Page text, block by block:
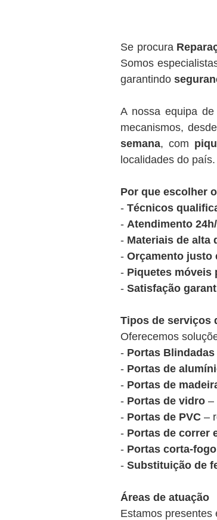
Se procura
Somos
garantindo
A nossa equipa
mecanismos,
semana, com
localidades do país.
Por que escolher
- Técnicos
- Atendimento
- Materiais de alta
- Orçamento justo
- Piquetes móveis
- Satisfação
Tipos de serviços
Oferecemos
- Portas Blindadas
- Portas de
- Portas de
- Portas de vidro –
- Portas de PVC –
- Portas de correr
- Portas corta-
- Substituição de
Áreas de atuação
Estamos presentes